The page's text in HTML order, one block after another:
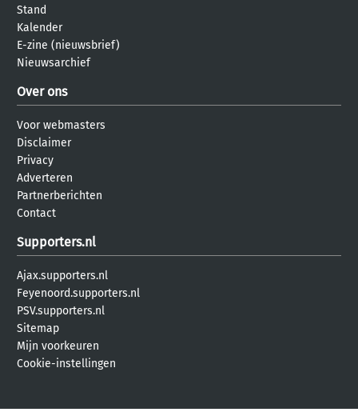
Stand
Kalender
E-zine (nieuwsbrief)
Nieuwsarchief
Over ons
Voor webmasters
Disclaimer
Privacy
Adverteren
Partnerberichten
Contact
Supporters.nl
Ajax.supporters.nl
Feyenoord.supporters.nl
PSV.supporters.nl
Sitemap
Mijn voorkeuren
Cookie-instellingen